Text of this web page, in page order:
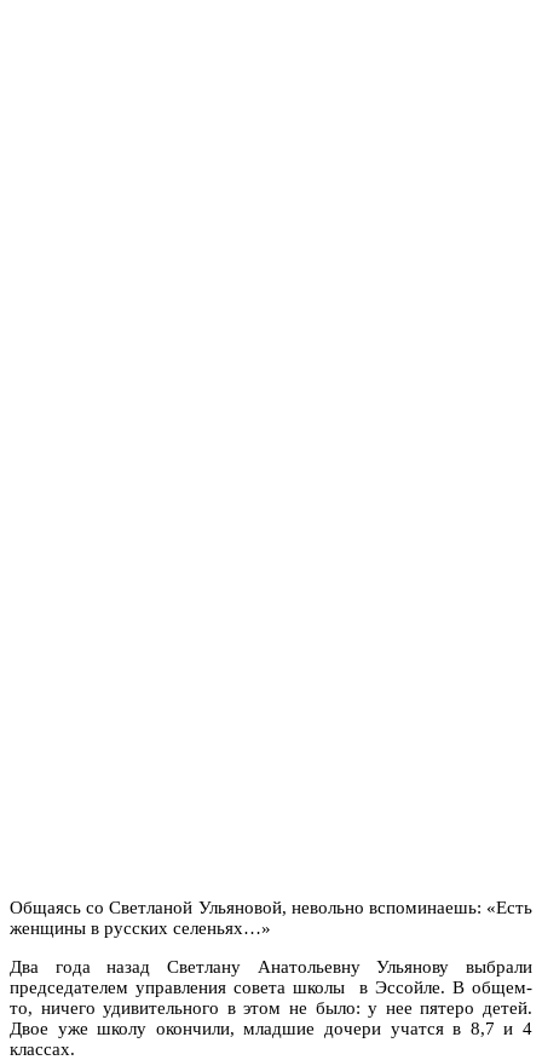
Общаясь со Светланой Ульяновой, невольно вспоминаешь: «Есть
женщины в русских селеньях…»
Два года назад Светлану Анатольевну Ульянову выбрали
председателем управления совета школы в Эссойле. В общем-
то, ничего удивительного в этом не было: у нее пятеро детей.
Двое уже школу окончили, младшие дочери учатся в 8,7 и 4
классах.